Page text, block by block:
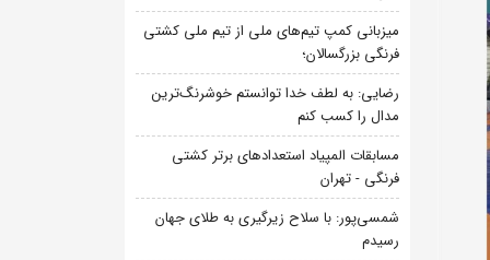
میزبانی کمپ تیم‌های ملی از تیم ملی کشتی
فرنگی بزرگسالان؛
رضایی: به لطف خدا توانستم خوشرنگ‌ترین
مدال را کسب کنم
مسابقات المپیاد استعدادهای برتر کشتی
فرنگی - تهران
شمسی‌پور: با سلاح زیرگیری به طلای جهان
رسیدم